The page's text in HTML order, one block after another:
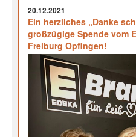
20.12.2021
Ein herzliches „Danke
großzügige Spende vom
Freiburg Opfingen!